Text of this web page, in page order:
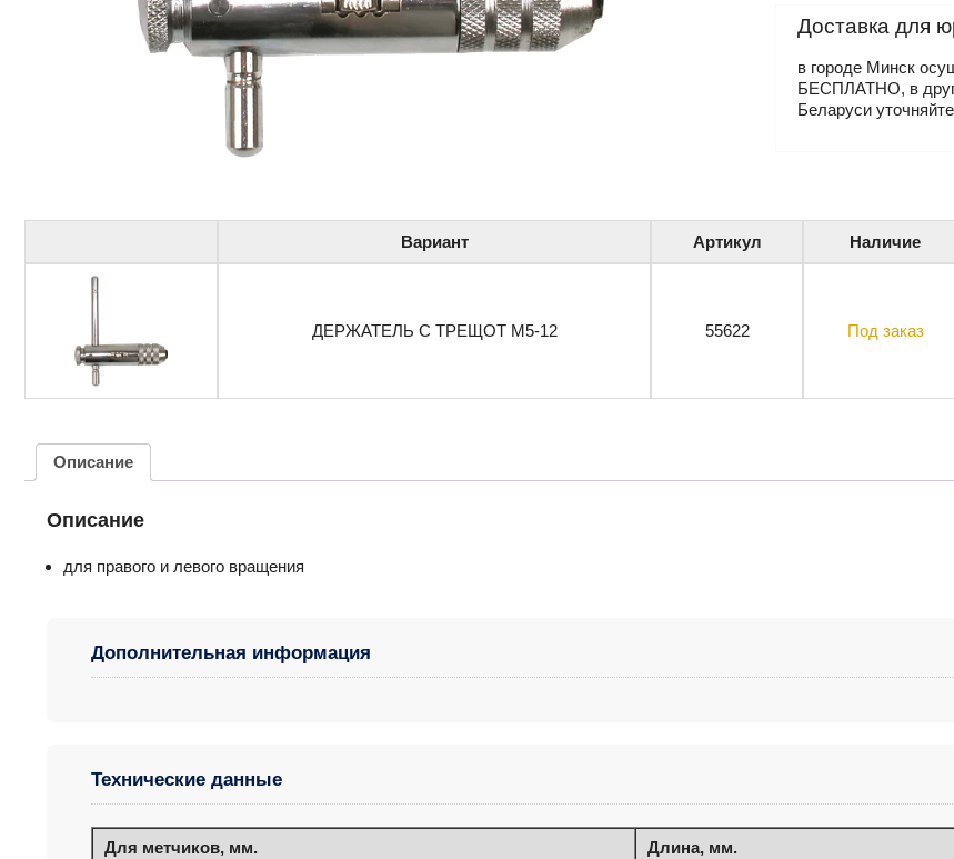
Доставка для
в городе Минск
БЕСПЛАТНО, в
Беларуси
Вариант Артикул Наличие
ДЕРЖАТЕЛЬ С ТРЕЩОТ M5-12 55622 Под заказ
Описание
Описание
для правого и левого вращения
Дополнительная информация
Технические данные
Для метчиков, мм. Длина, мм.